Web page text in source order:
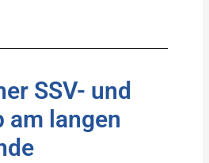
SSV- und
am langen